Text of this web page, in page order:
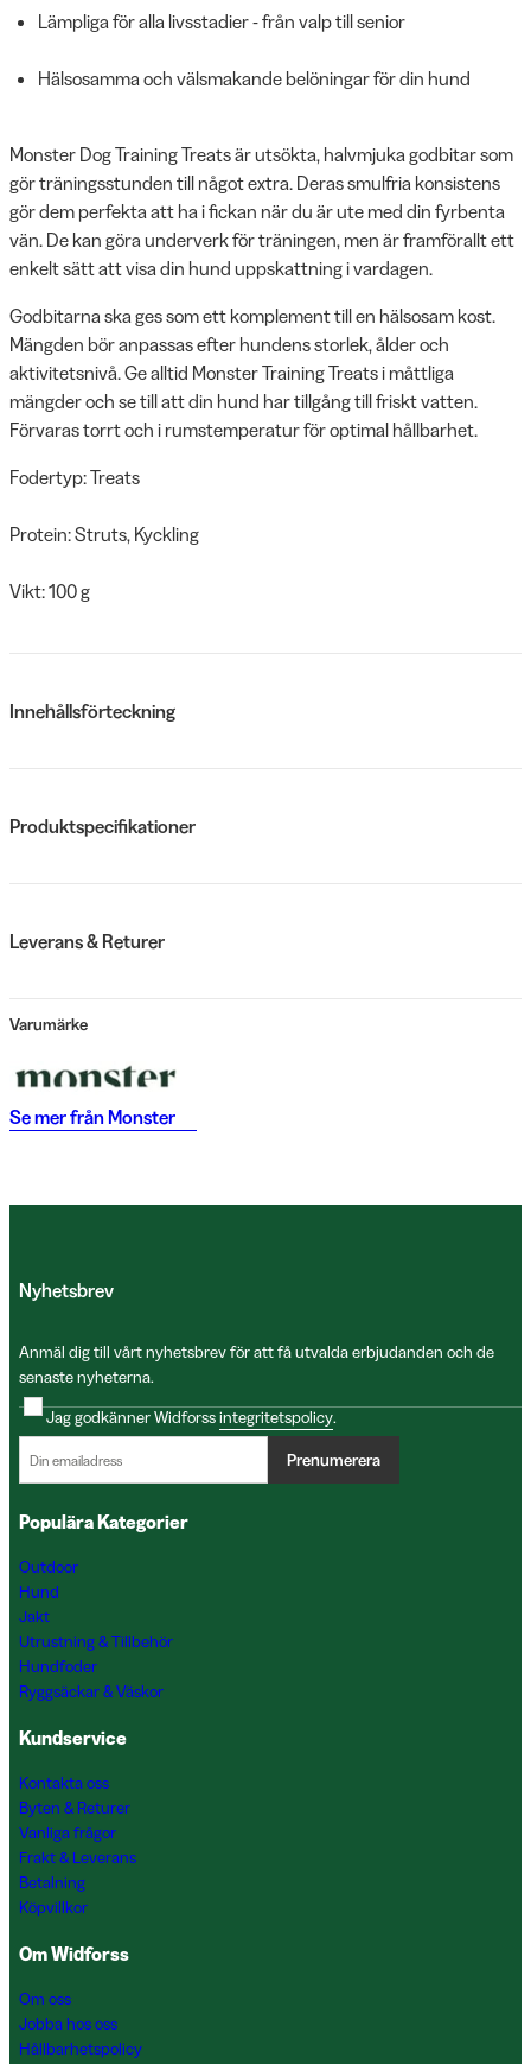
Lämpliga för alla livsstadier - från valp till senior
Hälsosamma och välsmakande belöningar för din hund
Monster Dog Training Treats är utsökta, halvmjuka godbitar som
gör träningsstunden till något extra. Deras smulfria konsistens
gör dem perfekta att ha i fickan när du är ute med din fyrbenta
vän. De kan göra underverk för träningen, men är framförallt ett
enkelt sätt att visa din hund uppskattning i vardagen.
Godbitarna ska ges som ett komplement till en hälsosam kost.
Mängden bör anpassas efter hundens storlek, ålder och
aktivitetsnivå. Ge alltid Monster Training Treats i måttliga
mängder och se till att din hund har tillgång till friskt vatten.
Förvaras torrt och i rumstemperatur för optimal hållbarhet.
Fodertyp: Treats
Protein: Struts, Kyckling
Vikt: 100 g
Innehållsförteckning
Produktspecifikationer
Leverans & Returer
Varumärke
Se mer från Monster
Nyhetsbrev
Anmäl dig till vårt nyhetsbrev för att få utvalda erbjudanden och de
senaste nyheterna.
Jag godkänner Widforssintegritetspolicy.
Prenumerera
Populära Kategorier
Outdoor
Hund
Jakt
Utrustning & Tillbehör
Hundfoder
Ryggsäckar & Väskor
Kundservice
Kontakta oss
Byten & Returer
Vanliga frågor
Frakt & Leverans
Betalning
Köpvillkor
Om Widforss
Om oss
Jobba hos oss
Hållbarhetspolicy